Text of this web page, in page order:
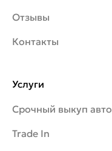
Отзывы
Контакты
Услуги
Срочный выкуп авто
Trade In